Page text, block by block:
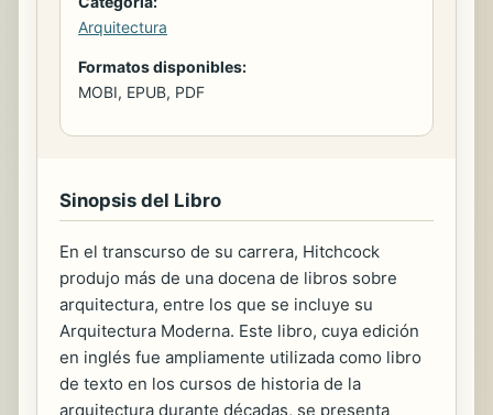
Arquitectura
Formatos disponibles:
MOBI, EPUB, PDF
Sinopsis del Libro
En el transcurso de su carrera, Hitchcock
produjo más de una docena de libros sobre
arquitectura, entre los que se incluye su
Arquitectura Moderna. Este libro, cuya edición
en inglés fue ampliamente utilizada como libro
de texto en los cursos de historia de la
arquitectura durante décadas, se presenta